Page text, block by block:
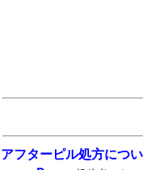
アフターピル処方につ